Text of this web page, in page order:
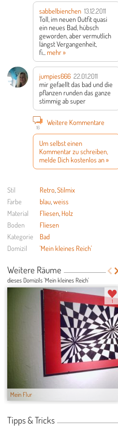
sabbelbienchen 13.12.2011
Toll, im neuen Outfit quasi
ein neues Bad, hübsch
geworden, aber vermutlich
längst Vergangenheit,
fi...mehr »
jumpies666 22.01.2011
mir gefaellt das bad und die
pflanzen runden das ganze
stimmig ab super
16
Weitere Kommentare
Um selbst einen
Kommentar zu schreiben,
melde Dich kostenlos an »
Stil Retro,Stilmix
Farbe
blau,weiss
Material
Fliesen, Holz
Boden
Fliesen
Kategorie
Bad
Domizil
'Mein kleines Reich'
Weitere Räume
dieses Domizils 'Mein kleines Reich'
Mein Flur
1
Tipps & Tricks